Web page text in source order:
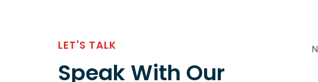
LET'S TALK
Speak With Our